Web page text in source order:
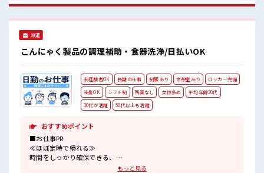
シイPoint☆ 20代活躍中のフレッシュな職場です☆
派遣
こんにゃく製品の調理補助・食器洗浄/日払いOK
未経験者OK 長期の仕事 制服あり 休憩室あり
ロッカー完備
染髪OK
シフト制 残業なし 女性多め
平均年齢20代
30代が活躍
50代以上も活躍
おすすめポイント
■お仕事PR
≪ほぼ定時で帰れる≫
時間をしっかり確保できる、
もっと見る